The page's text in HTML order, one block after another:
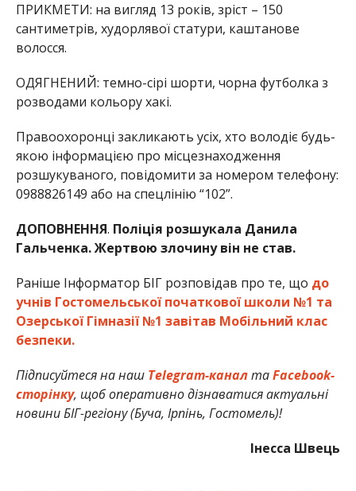
ПРИКМЕТИ: на вигляд 13 років, зріст – 150
сантиметрів, худорлявої статури, каштанове
волосся.
ОДЯГНЕНИЙ: темно-сірі шорти, чорна футболка з
розводами кольору хакі.
Правоохоронці закликають усіх, хто володіє будь-
якою інформацією про місцезнаходження
розшукуваного, повідомити за номером телефону:
0988826149 або на спецлінію “102”.
ДОПОВНЕННЯ. Поліція розшукала Данила
Гальченка.Жертвою злочину він не став.
Раніше Інформатор БІГ розповідав про те, що до
учнів Гостомельської початкової школи №1 та
Озерської Гімназії №1 завітав Мобільний клас
безпеки.
Підписуйтеся на наш Telegram-канал таFacebook-
сторінку, щоб оперативно дізнаватися актуальні
новини БІГ-регіону (Буча, Ірпінь, Гостомель)!
Інесса Швець